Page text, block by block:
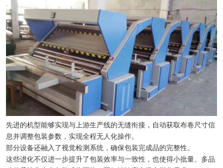
先进的机型能够实现与上游生产线的无缝衔接，自动获取布卷尺寸信
息并调整包装参数，实现全程无人化操作。
部分设备还融入了视觉检测系统，确保包装完成品的完整性。
这些进化不仅进一步提升了包装效率与一致性，也使得小批量、多品